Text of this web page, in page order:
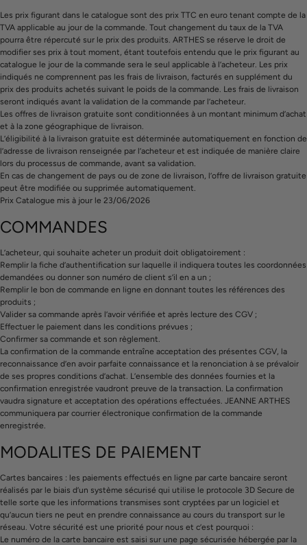
Les prix figurant dans le catalogue sont des prix TTC en euro tenant compte de la
TVA applicable au jour de la commande. Tout changement du taux de la TVA
pourra être répercuté sur le prix des produits. ARTHES se réserve le droit de
modifier ses prix à tout moment, étant toutefois entendu que le prix figurant au
catalogue le jour de la commande sera le seul applicable à l’acheteur. Les prix
indiqués ne comprennent pas les frais de livraison, facturés en supplément du
prix des produits achetés suivant le poids de la commande. Les frais de livraison
seront indiqués avant la validation de la commande par l’acheteur.
Les offres de livraison gratuite sont conditionnées à un montant minimum d’achat
et à la zone géographique de livraison.
L’éligibilité à la livraison gratuite est déterminée automatiquement en fonction de
l’adresse de livraison renseignée par l’acheteur et est indiquée de manière claire
lors du processus de commande, avant sa validation.
En cas de changement de pays ou de zone de livraison, l’offre de livraison gratuite
peut être modifiée ou supprimée automatiquement.
Prix Catalogue mis à jour le 23/06/2026
COMMANDES
L’acheteur, qui souhaite acheter un produit doit obligatoirement :
Remplir la fiche d’authentification sur laquelle il indiquera toutes les coordonnées
demandées ou donner son numéro de client s’il en a un ;
Remplir le bon de commande en ligne en donnant toutes les références des
produits ;
Valider sa commande après l’avoir vérifiée et après lecture des CGV ;
Effectuer le paiement dans les conditions prévues ;
Confirmer sa commande et son règlement.
La confirmation de la commande entraîne acceptation des présentes CGV, la
reconnaissance d’en avoir parfaite connaissance et la renonciation à se prévaloir
de ses propres conditions d’achat. L’ensemble des données fournies et la
confirmation enregistrée vaudront preuve de la transaction. La confirmation
vaudra signature et acceptation des opérations effectuées. JEANNE ARTHES
communiquera par courrier électronique confirmation de la commande
enregistrée.
MODALITES DE PAIEMENT
Cartes bancaires : les paiements effectués en ligne par carte bancaire seront
réalisés par le biais d’un système sécurisé qui utilise le protocole 3D Secure de
telle sorte que les informations transmises sont cryptées par un logiciel et
qu’aucun tiers ne peut en prendre connaissance au cours du transport sur le
réseau. Votre sécurité est une priorité pour nous et c’est pourquoi :
Le numéro de la carte bancaire est saisi sur une page sécurisée hébergée par la